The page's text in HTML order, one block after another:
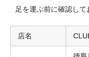
足を運ぶ前に確認して
店名